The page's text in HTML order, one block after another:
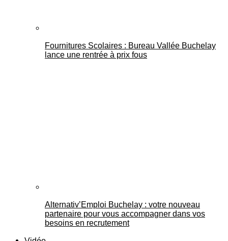
Fournitures Scolaires : Bureau Vallée Buchelay
lance une rentrée à prix fous
Alternativ’Emploi Buchelay : votre nouveau
partenaire pour vous accompagner dans vos
besoins en recrutement